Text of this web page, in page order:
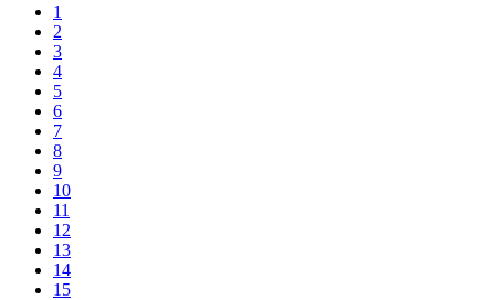
1
2
3
4
5
6
7
8
9
10
11
12
13
14
15